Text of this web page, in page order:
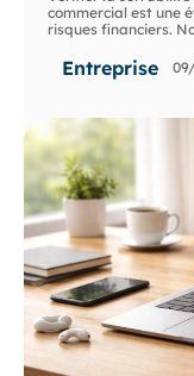
commercial est une
risques financiers.
Entreprise